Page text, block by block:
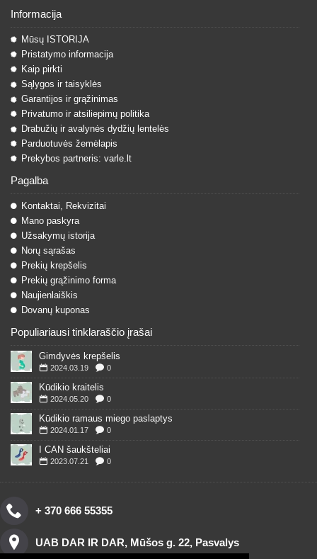
Informacija
Mūsų ISTORIJA
Pristatymo informacija
Kaip pirkti
Sąlygos ir taisyklės
Garantijos ir grąžinimas
Privatumo ir atsiliepimų politika
Drabužių ir avalynės dydžių lentelės
Parduotuvės žemėlapis
Prekybos partneris: varle.lt
Pagalba
Kontaktai, Rekvizitai
Mano paskyra
Užsakymų istorija
Norų sąrašas
Prekių krepšelis
Prekių grąžinimo forma
Naujienlaiškis
Dovanų kuponas
Populiariausi tinklaraščio įrašai
Gimdyvės krepšelis
2024.03.19 0
Kūdikio kraitelis
2024.05.20 0
Kūdikio ramaus miego paslaptys
2024.01.17 0
I CAN šaukšteliai
2023.07.21 0
+ 370 666 55355
UAB DAR IR DAR, Mūšos g. 22, Pasvalys